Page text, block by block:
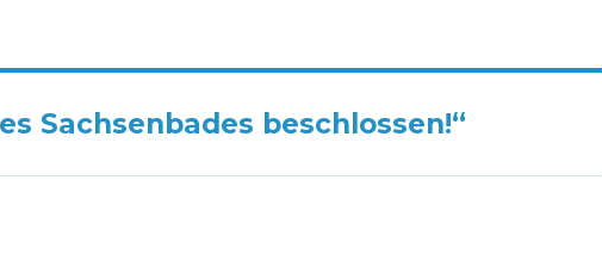
Sachsenbades beschlossen!“